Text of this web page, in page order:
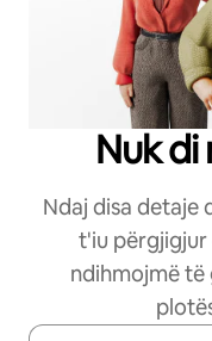
Nuk di
Ndaj disa detaje
t'iu
ndihmojmë të